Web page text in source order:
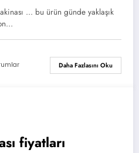
... bu ürün günde yaklaşık
Daha Fazlasını Oku
fiyatları